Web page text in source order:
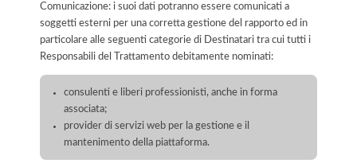
Comunicazione: i suoi dati potranno essere comunicati a
soggetti esterni per una corretta gestione del rapporto ed in
particolare alle seguenti categorie di Destinatari tra cui tutti i
Responsabili del Trattamento debitamente nominati:
consulenti e liberi professionisti, anche in forma
associata;
provider di servizi web per la gestione e il
mantenimento della piattaforma.